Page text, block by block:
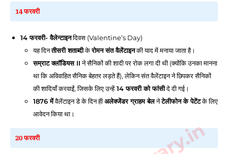
14 फरवरी
14 फरवरी- वैलेन्टाइनदिवस (Valentine’s Day)
यह दिनतीसरी शताब्दीकेरोमन संत वैलेंटाइनकी याद में मनाया जाता है।
सम्राट क्लॉडियस IIने सैनिकों की शादी पर रोक लगा दी थी (क्योंकि उनका मानना
था कि अविवाहित सैनिक बेहतर लड़ते हैं), लेकिन संत वैलेंटाइन ने छिपकर सैनिकों
की शादियाँ करवाईं, जिसके लिए उन्हें14 फरवरी को फांसीदे दी गई।
1876 मेंवैलेंटाइन डे के दिन हीअलेक्जेंडर ग्राहम बेलनेटेलीफोन के पेटेंटके लिए
आवेदन किया था।
20 फरवरी